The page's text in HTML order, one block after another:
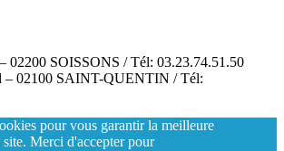
02200 SOISSONS / Tél: 03.23.74.51.50
– 02100 SAINT-QUENTIN / Tél:
pour vous garantir la meilleure
Merci d'accepter pour